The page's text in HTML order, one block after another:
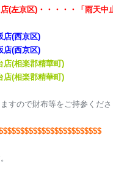
(左京区)・・・・・「雨天中
店(西京区)
店(西京区)
(相楽郡精華町)
(相楽郡精華町)
すので財布等をご持参くださ